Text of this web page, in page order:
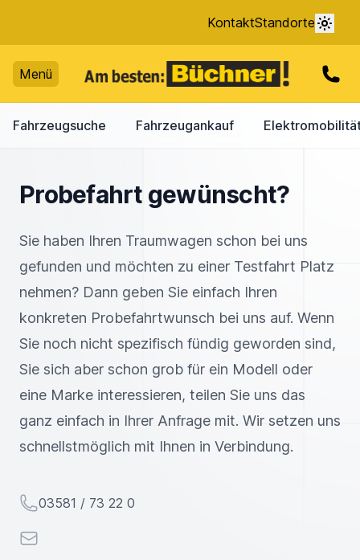
KontaktStandorte
Menü
Fahrzeugsuche Fahrzeugankauf
Probefahrt gewünscht?
Sie haben Ihren Traumwagen schon bei uns
gefunden und möchten zu einer Testfahrt Platz
nehmen? Dann geben Sie einfach Ihren
konkreten Probefahrtwunsch bei uns auf. Wenn
Sie noch nicht spezifisch fündig geworden sind,
Sie sich aber schon grob für ein Modell oder
eine Marke interessieren, teilen Sie uns das
ganz einfach in Ihrer Anfrage mit. Wir setzen uns
schnellstmöglich mit Ihnen in Verbindung.
Telefon
03581 / 73 22 0
E-Mail